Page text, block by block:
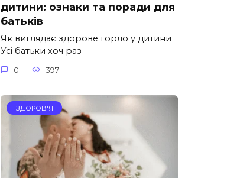
дитини: ознаки та поради для
батьків
Як виглядає здорове горло у дитини
Усі батьки хоч раз
0 397
ЗДОРОВ'Я